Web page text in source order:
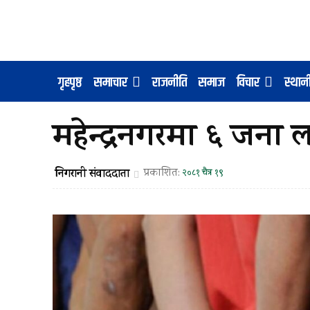
गृहपृष्ठ समाचार राजनीति समाज विचार
महेन्द्रनगरमा ६
निगरानी संवाददाता प्रकाशित: २०८१ चैत्र १९